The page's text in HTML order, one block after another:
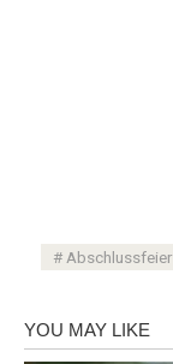
Abschlussfeier